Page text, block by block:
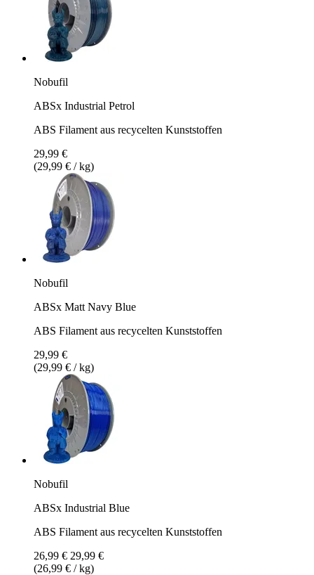
Nobufil
ABSx Industrial Petrol
ABS Filament aus recycelten Kunststoffen
29,99 €
(29,99 € / kg)
Nobufil
ABSx Matt Navy Blue
ABS Filament aus recycelten Kunststoffen
29,99 €
(29,99 € / kg)
Nobufil
ABSx Industrial Blue
ABS Filament aus recycelten Kunststoffen
26,99 € 29,99 €
(26,99 € / kg)